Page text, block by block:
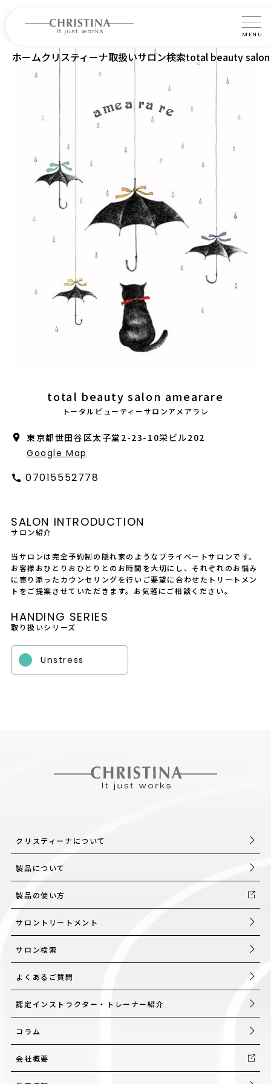
MENU
クリスティーナについて
製品の使い方
サロントリートメント
サロン検索
よくあるご質問
認定インストラクター・トレーナー紹介
製品導入について
ホームクリスティーナ取扱いサロン検索total beauty
total beauty salon amearare
トータルビューティーサロンアメアラレ
東京都世田谷区太子堂2-23-10栄ビル202
Google Map
07015552778
SALON INTRODUCTION
サロン紹介
当サロンは完全予約制の隠れ家のようなプライベートサロンです。
お客様おひとりおひとりとのお時間を大切にし、それぞれのお悩み
に寄り添ったカウンセリングを行いご要望に合わせたトリートメン
トをご提案させていただきます。お気軽にご相談ください。
HANDING SERIES
取り扱いシリーズ
Unstress
クリスティーナについて
製品について
製品の使い方
サロントリートメント
サロン検索
よくあるご質問
認定インストラクター・トレーナー紹介
コラム
会社概要